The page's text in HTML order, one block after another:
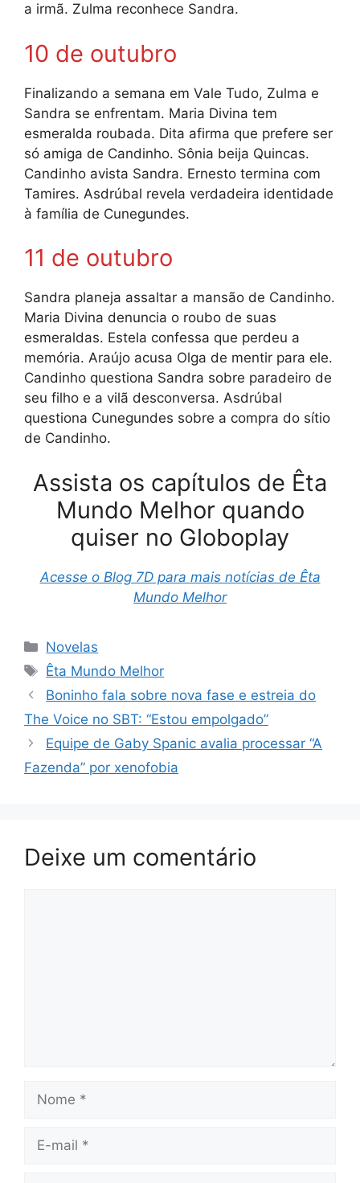
a irmã. Zulma reconhece Sandra.
10 de outubro
Finalizando a semana em Vale Tudo, Zulma e
Sandra se enfrentam. Maria Divina tem
esmeralda roubada. Dita afirma que prefere ser
só amiga de Candinho. Sônia beija Quincas.
Candinho avista Sandra. Ernesto termina com
Tamires. Asdrúbal revela verdadeira identidade
à família de Cunegundes.
11 de outubro
Sandra planeja assaltar a mansão de Candinho.
Maria Divina denuncia o roubo de suas
esmeraldas. Estela confessa que perdeu a
memória. Araújo acusa Olga de mentir para ele.
Candinho questiona Sandra sobre paradeiro de
seu filho e a vilã desconversa. Asdrúbal
questiona Cunegundes sobre a compra do sítio
de Candinho.
Assista os capítulos de Êta
Mundo Melhor quando
quiser no Globoplay
Acesse o Blog 7D para mais notícias de Êta
Mundo Melhor
Categorias
Novelas
Tags
Êta Mundo Melhor
Boninho fala sobre nova fase e estreia do
The Voice no SBT: “Estou empolgado”
Equipe de Gaby Spanic avalia processar “A
Fazenda” por xenofobia
Deixe um comentário
mail